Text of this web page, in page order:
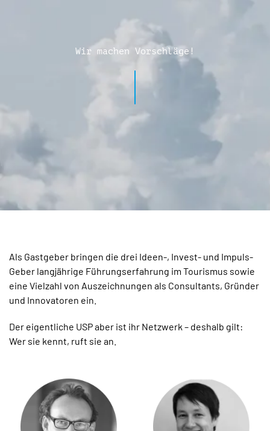
Wir machen Vorschläge!
Als Gastgeber bringen die drei Ideen-, Invest- und Impuls-
Geber langjährige Führungserfahrung im Tourismus sowie
eine Vielzahl von Auszeichnungen als Consultants, Gründer
und Innovatoren ein.
Der eigentliche USP aber ist ihr Netzwerk – deshalb gilt:
Wer sie kennt, ruft sie an.